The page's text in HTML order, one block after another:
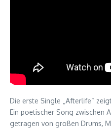
Die erste Single „Afterlife“
Ein poetischer Song zwischen
getragen von großen Drums,